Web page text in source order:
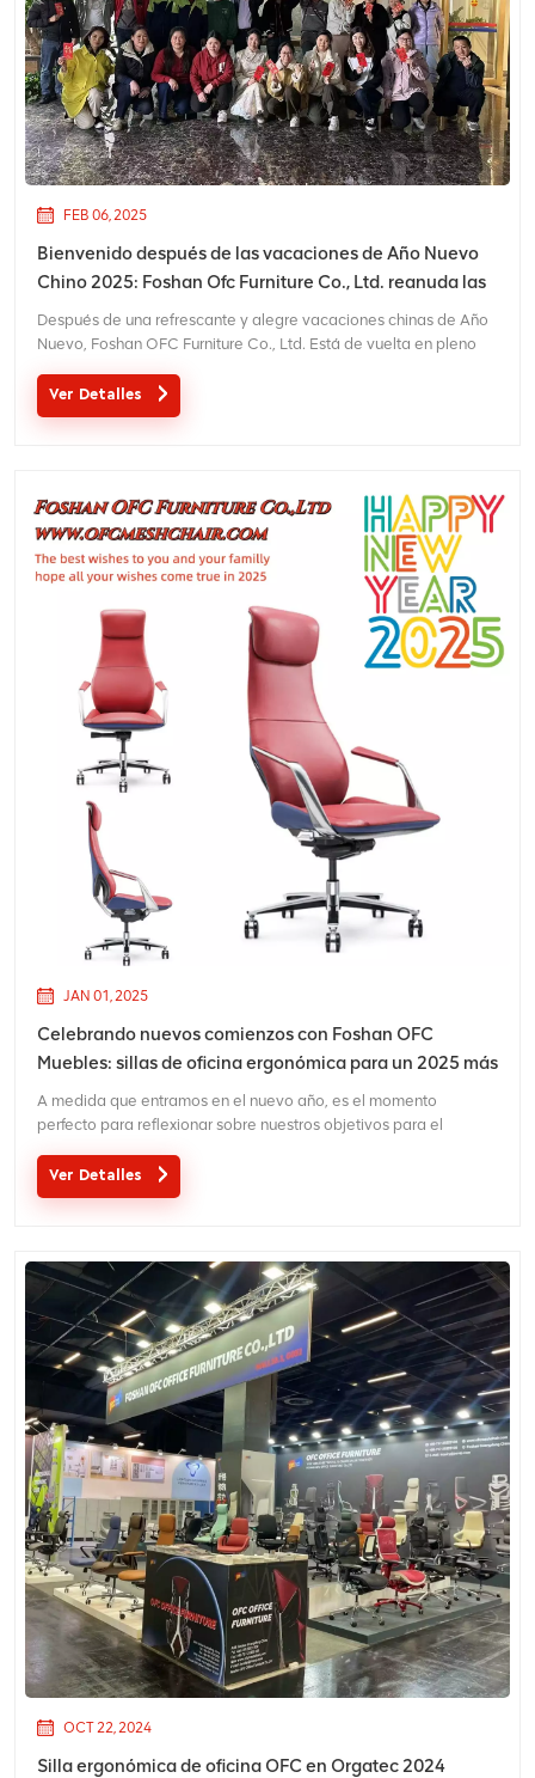
FEB 06, 2025
Bienvenido después de las vacaciones de Año Nuevo
Chino 2025: Foshan Ofc Furniture Co., Ltd. reanuda las
operaciones y da la bienvenida a los clientes nuevos y
que regresan.
Después de una refrescante y alegre vacaciones chinas de Año
Nuevo, Foshan OFC Furniture Co., Ltd. Está de vuelta en pleno
oficina ergonómicas de alta calidad y soluciones de muebles. A
medida que reanudamos las operaciones norma...
Ver Detalles
JAN 01, 2025
Celebrando nuevos comienzos con Foshan OFC
Muebles: sillas de oficina ergonómica para un 2025 más
saludable
A medida que entramos en el nuevo año, es el momento
perfecto para reflexionar sobre nuestros objetivos para el
lugar de trabajo. El comienzo de 2025 marca una oportunidad
emocionante para priorizar la comodidad y la productividad a
Ver Detalles
OCT 22, 2024
Silla ergonómica de oficina OFC en Orgatec 2024